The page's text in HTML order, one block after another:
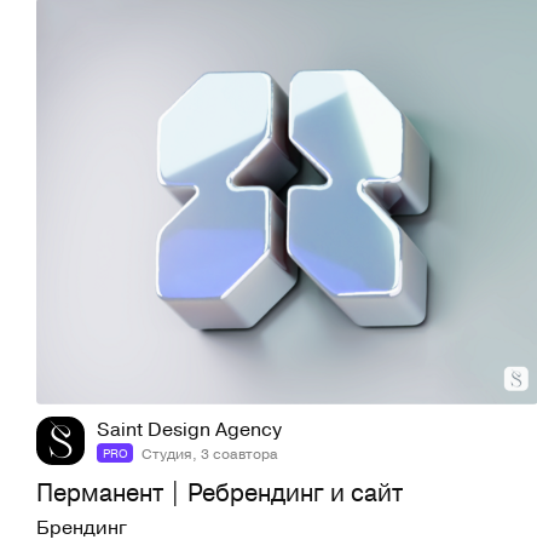
546
Saint Design Agency
PRO Студия, 3 соавтора
Перманент | Ребрендинг и сайт
Брендинг